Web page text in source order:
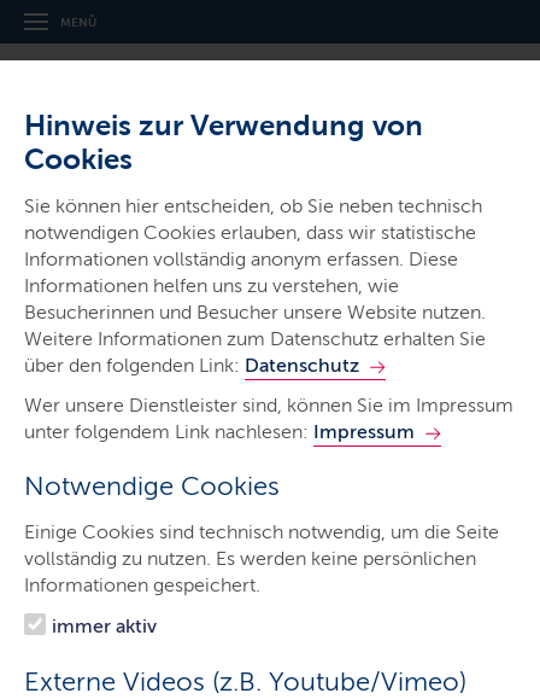
Hinweis zur Verwendung von
Cookies
Sie können hier entscheiden, ob Sie neben technisch
notwendigen Cookies erlauben, dass wir statistische
Informationen vollständig anonym erfassen. Diese
Informationen helfen uns zu verstehen, wie
Besucherinnen und Besucher unsere Website nutzen.
Weitere Informationen zum Datenschutz erhalten Sie
über den folgenden Link: Datenschutz
Wer unsere Dienstleister sind, können Sie im Impressum
unter folgendem Link nachlesen: Impressum
Notwendige Cookies
Einige Cookies sind technisch notwendig, um die Seite
vollständig zu nutzen. Es werden keine persönlichen
Informationen gespeichert.
immer aktiv
Externe Videos (z.B. Youtube/Vimeo)
MENÜ
Schleswig-Holsteinisches
Finanzgericht
Gerichte & Justizbehörden
Start
Das Finanzgericht
Entscheidungen
Service
Themen